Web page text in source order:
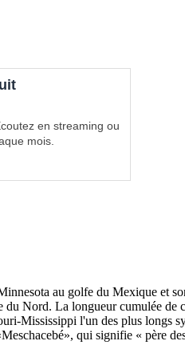
en streaming ou
mois.
au golfe du Mexique et
Nord. La longueur cumulée de
Mississippi l'un des plus longs
qui signifie « père